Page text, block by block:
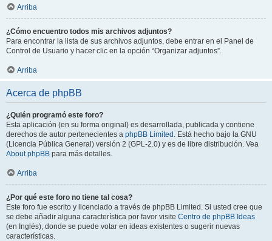
Arriba
¿Cómo encuentro todos mis archivos adjuntos?
Para encontrar la lista de sus archivos adjuntos, debe entrar en el Panel de
Control de Usuario y hacer clic en la opción “Organizar adjuntos”.
Arriba
Acerca de phpBB
¿Quién programó este foro?
Esta aplicación (en su forma original) es desarrollada, publicada y contiene
derechos de autor pertenecientes a phpBB Limited . Está hecho bajo la GNU
(Licencia Pública General) versión 2 (GPL-2.0) y es de libre distribución. Vea
About phpBB para más detalles.
Arriba
¿Por qué este foro no tiene tal cosa?
Este foro fue escrito y licenciado a través de phpBB Limited. Si usted cree que
se debe añadir alguna característica por favor visite Centro de phpBB Ideas
(en Inglés), donde se puede votar en ideas existentes o sugerir nuevas
características.